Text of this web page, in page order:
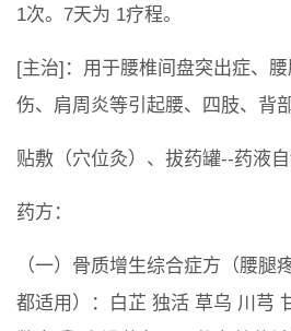
1次。7天为 1疗程。
[主治]：用于腰椎间盘突出症、
伤、肩周炎等引起腰、四肢、背
贴敷（穴位灸）、拔药罐--药液自
药方：
（一）骨质增生综合症方（腰腿
都适用）：白芷 独活 草乌 川芎